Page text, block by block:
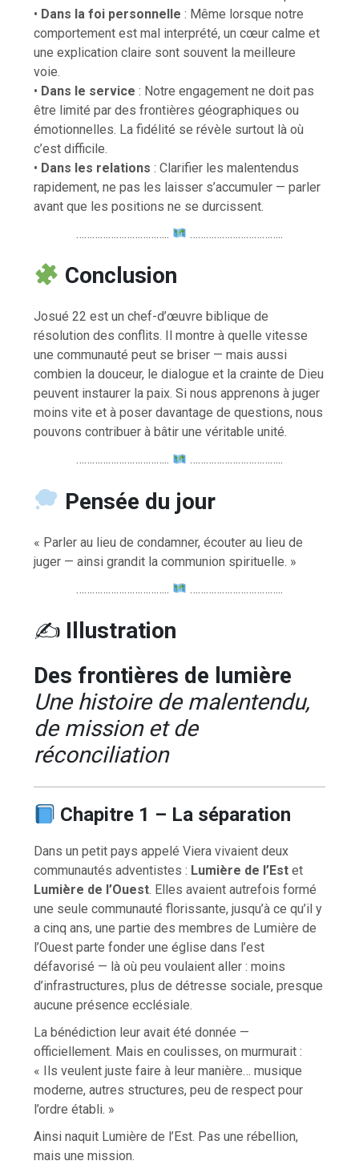
• Dans la foi personnelle : Même lorsque notre
comportement est mal interprété, un cœur calme et
une explication claire sont souvent la meilleure
voie.
• Dans le service : Notre engagement ne doit pas
être limité par des frontières géographiques ou
émotionnelles. La fidélité se révèle surtout là où
c’est difficile.
• Dans les relations : Clarifier les malentendus
rapidement, ne pas les laisser s’accumuler — parler
avant que les positions ne se durcissent.
……………………………..
……………………………..
Conclusion
Josué 22 est un chef-d’œuvre biblique de
résolution des conflits. Il montre à quelle vitesse
une communauté peut se briser — mais aussi
combien la douceur, le dialogue et la crainte de Dieu
peuvent instaurer la paix. Si nous apprenons à juger
moins vite et à poser davantage de questions, nous
pouvons contribuer à bâtir une véritable unité.
……………………………..
……………………………..
Pensée du jour
« Parler au lieu de condamner, écouter au lieu de
juger — ainsi grandit la communion spirituelle. »
……………………………..
……………………………..
✍️ Illustration
Des frontières de lumière
Une histoire de malentendu,
de mission et de
réconciliation
Chapitre 1 – La séparation
Dans un petit pays appelé Viera vivaient deux
communautés adventistes : Lumière de l’Est et
Lumière de l’Ouest. Elles avaient autrefois formé
une seule communauté florissante, jusqu’à ce qu’il y
a cinq ans, une partie des membres de Lumière de
l’Ouest parte fonder une église dans l’est
défavorisé — là où peu voulaient aller : moins
d’infrastructures, plus de détresse sociale, presque
aucune présence ecclésiale.
La bénédiction leur avait été donnée —
officiellement. Mais en coulisses, on murmurait :
« Ils veulent juste faire à leur manière… musique
moderne, autres structures, peu de respect pour
l’ordre établi. »
Ainsi naquit Lumière de l’Est. Pas une rébellion,
mais une mission.